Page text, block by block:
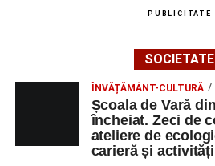
Platoul Centrului
Blaga” Sebeș
(Race Office) pentru competiția
Râpa Roșie
PUBLICITATE
SOCIETATE
ÎNVĂȚĂMÂNT-CULTURĂ
Școala de Vară
încheiat. Zeci de
ateliere de
carieră și